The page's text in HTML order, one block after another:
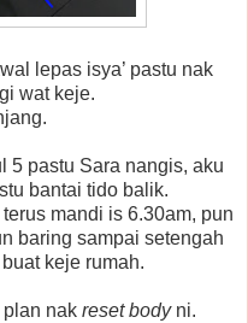
lepas isya’ pastu nak
wat keje.
5 pastu Sara nangis, aku
bantai tido balik.
mandi is 6.30am, pun
baring sampai setengah
keje rumah.
plan nak reset bodyni.